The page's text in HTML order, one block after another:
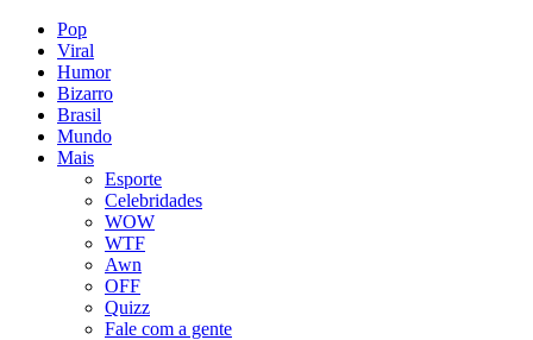
Pop
Viral
Humor
Bizarro
Brasil
Mundo
Mais
Esporte
Celebridades
WOW
WTF
Awn
OFF
Quizz
Fale com a gente